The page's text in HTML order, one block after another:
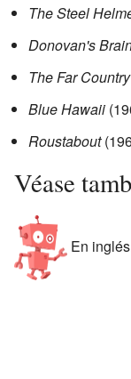
The Steel
Donovan's
The Far Country
Blue Hawaii
Roustabout
Véase
En